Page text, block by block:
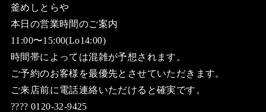
釜めしとらや
本日の営業時間のご案内
11:00〜15:00(Lo14:00)
時間帯によっては混雑が予想されます。
ご予約のお客様を最優先とさせていただきます。
ご来店前に電話連絡いただけると確実です。
???? 0120-32-9425